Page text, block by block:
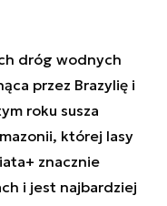
dróg wodnych
przez Brazylię i
roku susza
której lasy
znacznie
i jest najbardziej